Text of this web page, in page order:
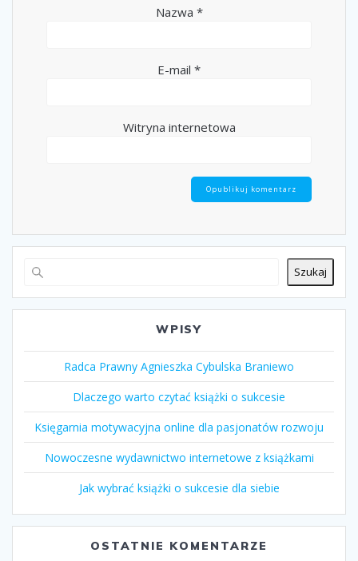
Nazwa *
E-mail *
Witryna internetowa
Szukaj
WPISY
Radca Prawny Agnieszka Cybulska Braniewo
Dlaczego warto czytać książki o sukcesie
Księgarnia motywacyjna online dla pasjonatów rozwoju
Nowoczesne wydawnictwo internetowe z książkami
Jak wybrać książki o sukcesie dla siebie
OSTATNIE KOMENTARZE